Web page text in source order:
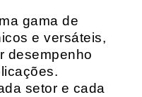
gama de
e versáteis,
desempenho
setor e cada